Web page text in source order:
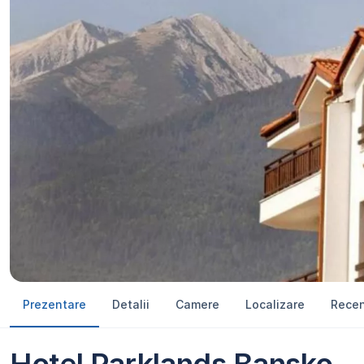
Prezentare Detalii Camere Localizare